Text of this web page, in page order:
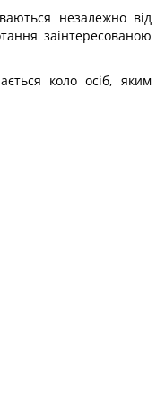
незалежно від
заінтересованою
коло осіб, яким